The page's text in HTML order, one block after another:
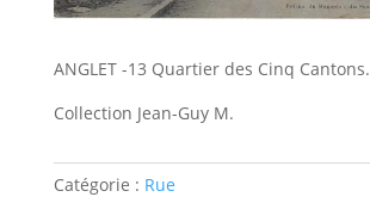
ANGLET -13 Quartier des Cinq Cantons.
Collection Jean-Guy M.
Catégorie : Rue